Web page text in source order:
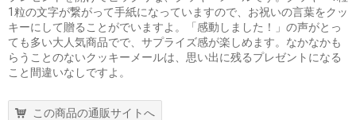
1粒の文字が繋がって手紙になっていますので、お祝いの言葉をクッ
キーにして贈ることがでいますよ。「感動しました！」の声がとっ
ても多い大人気商品でで、サプライズ感が楽しめます。なかなかも
らうことのないクッキーメールは、思い出に残るプレゼントになる
こと間違いなしですよ。
この商品の通販サイトへ